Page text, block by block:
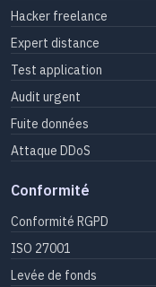
Hacker freelance
Expert distance
Test application
Audit urgent
Fuite données
Attaque DDoS
Conformité
Conformité RGPD
ISO 27001
Levée de fonds